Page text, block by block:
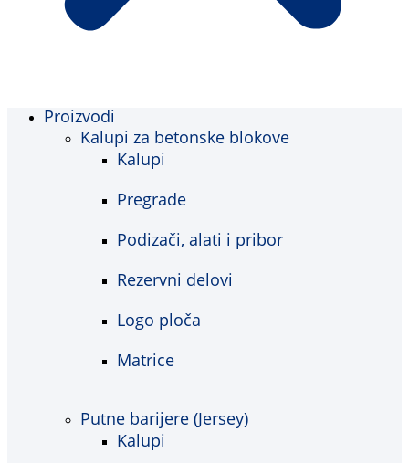
Proizvodi
Kalupi za betonske blokove
Kalupi
Pregrade
Podizači, alati i pribor
Rezervni delovi
Logo ploča
Matrice
Putne barijere (Jersey)
Kalupi